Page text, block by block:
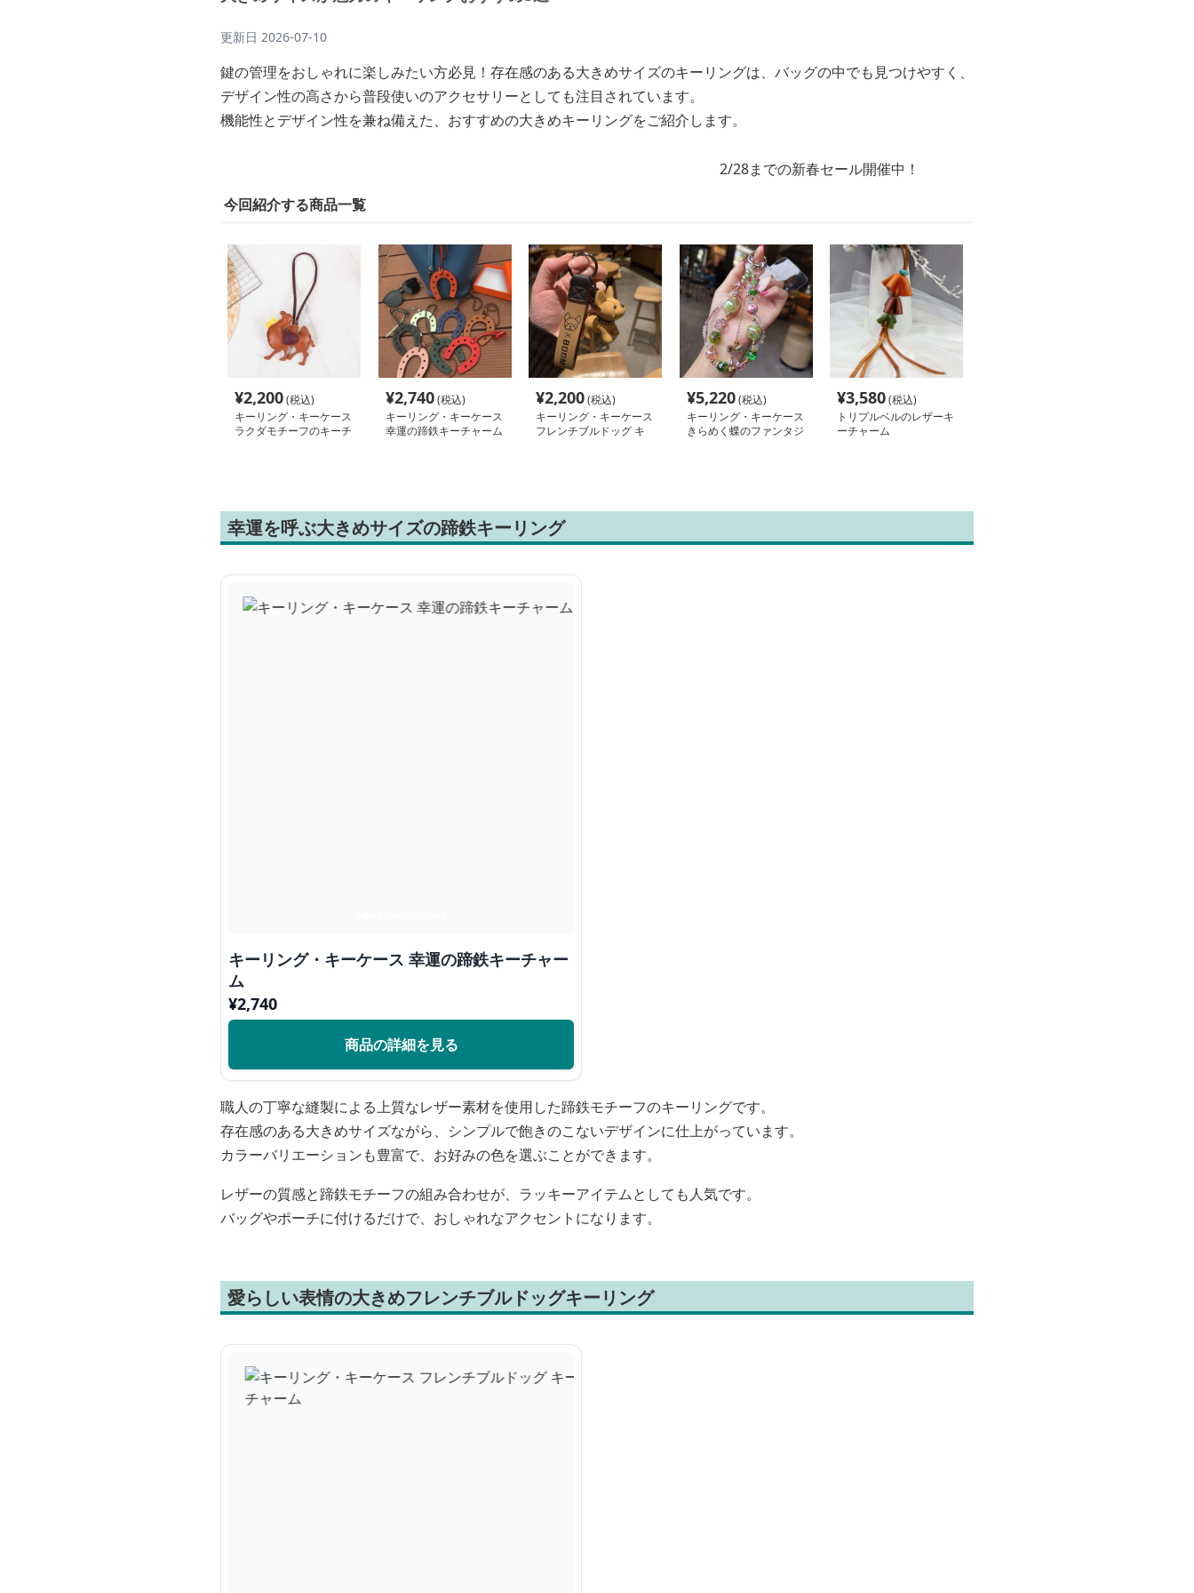
更新日 2026-07-10
鍵の管理をおしゃれに楽しみたい方必見！存在感のある大きめサイズのキーリングは、バッグの中でも見つけやすく、
デザイン性の高さから普段使いのアクセサリーとしても注目されています。
機能性とデザイン性を兼ね備えた、おすすめの大きめキーリングをご紹介します。
2/28までの新春セール開催中！
今回紹介する商品一覧
¥2,200(税込)
キーリング・キーケース
ラクダモチーフのキーチ
¥2,740(税込)
キーリング・キーケース
幸運の蹄鉄キーチャーム
¥2,200(税込)
キーリング・キーケース
フレンチブルドッグ キ
¥5,220(税込)
キーリング・キーケース
きらめく蝶のファンタジ
¥3,580(税込)
トリプルベルのレザーキ
ーチャーム
幸運を呼ぶ大きめサイズの蹄鉄キーリング
キーリング・キーケース 幸運の蹄鉄キーチャー
ム
¥2,740
商品の詳細を見る
職人の丁寧な縫製による上質なレザー素材を使用した蹄鉄モチーフのキーリングです。
存在感のある大きめサイズながら、シンプルで飽きのこないデザインに仕上がっています。
カラーバリエーションも豊富で、お好みの色を選ぶことができます。
レザーの質感と蹄鉄モチーフの組み合わせが、ラッキーアイテムとしても人気です。
バッグやポーチに付けるだけで、おしゃれなアクセントになります。
愛らしい表情の大きめフレンチブルドッグキーリング